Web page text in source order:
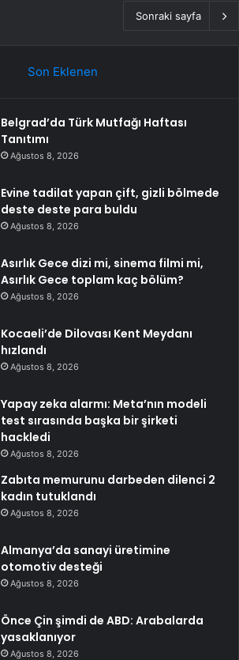
Sonraki sayfa
Son Eklenen
Belgrad’da Türk Mutfağı Haftası
Tanıtımı
Ağustos 8, 2026
Evine tadilat yapan çift, gizli bölmede
deste deste para buldu
Ağustos 8, 2026
Asırlık Gece dizi mi, sinema filmi mi,
Asırlık Gece toplam kaç bölüm?
Ağustos 8, 2026
Kocaeli’de Dilovası Kent Meydanı
hızlandı
Ağustos 8, 2026
Yapay zeka alarmı: Meta’nın modeli
test sırasında başka bir şirketi
hackledi
Ağustos 8, 2026
Zabıta memurunu darbeden dilenci 2
kadın tutuklandı
Ağustos 8, 2026
Almanya’da sanayi üretimine
otomotiv desteği
Ağustos 8, 2026
Önce Çin şimdi de ABD: Arabalarda
yasaklanıyor
Ağustos 8, 2026